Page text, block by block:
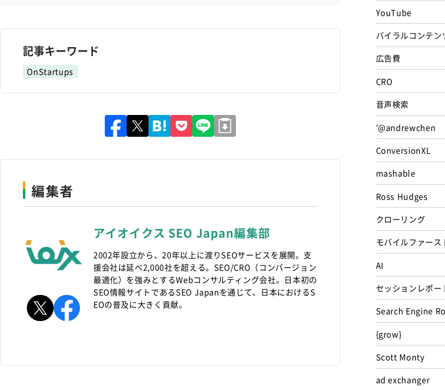
記事キーワード
OnStartups
編集者
アイオイクス SEO Japan編集部
2002年設立から、20年以上に渡りSEOサービスを展開。支
援会社は延べ2,000社を超える。SEO/CRO（コンバージョン
最適化）を強みとするWebコンサルティング会社。日本初の
SEO情報サイトであるSEO Japanを通じて、日本におけるS
EOの普及に大きく貢献。
YouTube
バイラルコンテン
広告費
CRO
音声検索
'@andrewchen
ConversionXL
mashable
Ross Hudges
クローリング
モバイルファー
AI
セッションレポー
Search Engine
{grow}
Scott Monty
ad exchanger